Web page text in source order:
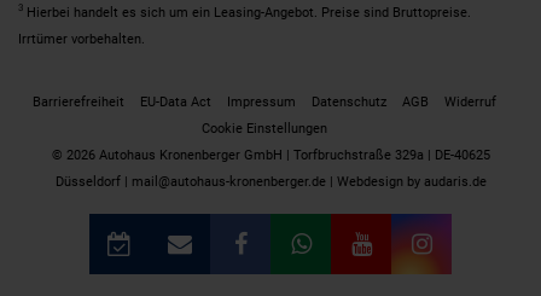
3 Hierbei handelt es sich um ein Leasing-Angebot. Preise sind Bruttopreise.
Irrtümer vorbehalten.
Barrierefreiheit EU-Data Act Impressum Datenschutz AGB
Widerruf
Cookie Einstellungen
© 2026 Autohaus Kronenberger GmbH | Torfbruchstraße 329a | DE-40625
Düsseldorf | mail@autohaus-kronenberger.de | Webdesign by audaris.de